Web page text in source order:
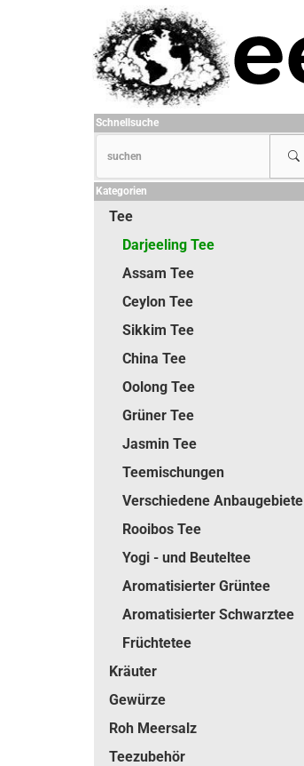
Schnellsuche
Kategorien
Tee
Darjeeling Tee
Assam Tee
Ceylon Tee
Sikkim Tee
China Tee
Oolong Tee
Grüner Tee
Jasmin Tee
Teemischungen
Verschiedene Anbaugebiete
Rooibos Tee
Yogi - und Beuteltee
Aromatisierter Grüntee
Aromatisierter Schwarztee
Früchtetee
Kräuter
Gewürze
Roh Meersalz
Teezubehör